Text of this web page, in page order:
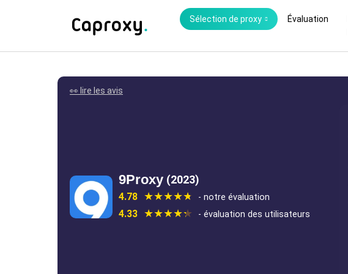
Sélection de proxy Évaluation
👀 lire les avis
9Proxy (2023)
4.78 - notre évaluation
4.33 - évaluation des utilisateurs